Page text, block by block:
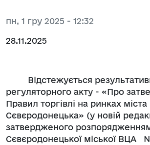
пн, 1 гру 2025 - 12:32
28.11.2025
Відстежується
регуляторного акту - «Про
Правил торгівлі на ринках міста
Сєвєродонецька» (у новій
затвердженого
Сєвєродонецької міської ВЦА №